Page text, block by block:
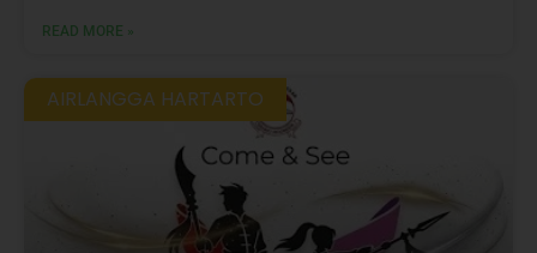
READ MORE »
AIRLANGGA HARTARTO